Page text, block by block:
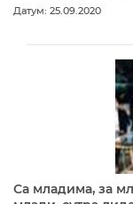
Датум: 25.09.2020
Са младима, за